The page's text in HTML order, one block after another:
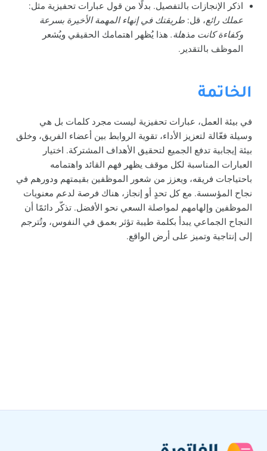
اذكر الإنجازات بالتفصيل. بدلًا من قول عبارات تحفيزية مثل:
عملك رائع، قل: طريقتك في إنهاء المهمة الأخيرة بسرعة
وكفاءة كانت مذهلة. هذا يُظهر اهتمامك الحقيقي ويُشعر
الموظف بالتقدير.
الخاتمة
في بيئة العمل، عبارات تحفيزية ليست مجرد كلمات بل هي
وسيلة فعّالة لتعزيز الأداء، تقوية الروابط بين أعضاء الفريق، وخلق
بيئة إيجابية تدفع الجميع لتحقيق الأهداف المشتركة. اختيار
العبارات المناسبة لكل موقف يظهر فهم القائد واهتمامه
باحتياجات فريقه، ويعزز من شعور الموظفين بقيمتهم ودورهم في
نجاح المؤسسة. مع كل تحدٍ أو إنجاز، هناك فرصة لدعم معنويات
الموظفين وإلهامهم لمواصلة السعي نحو الأفضل. تذكّر دائمًا أن
النجاح الجماعي يبدأ بكلمة طيبة تؤثر بعمق في النفوس، وتُترجم
إلى إنتاجية وتميز على أرض الواقع.